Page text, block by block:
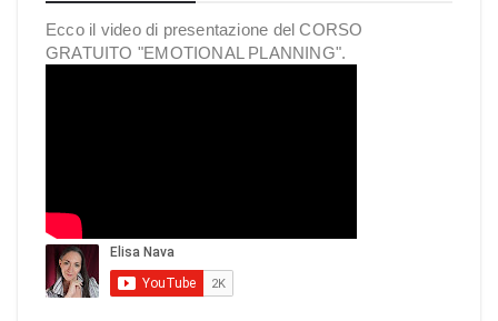
Ecco il video di presentazione del CORSO
GRATUITO "EMOTIONAL PLANNING".